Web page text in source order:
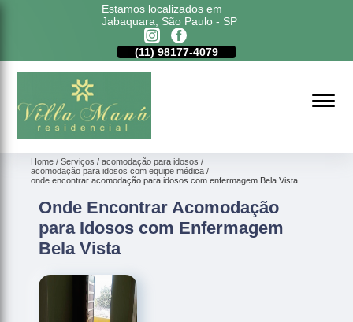
Estamos localizados em
Jabaquara, São Paulo - SP
(11)98177-4079
Home Serviços
acomodação para idosos
acomodação para idosos com equipe médica
onde encontrar acomodação para idosos com enfermagem Bela Vista
Onde Encontrar Acomodação
para Idosos com Enfermagem
Bela Vista